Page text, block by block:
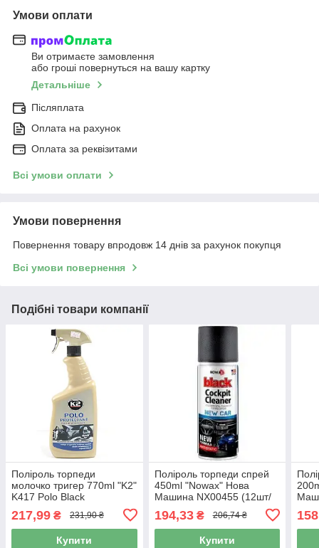
Умови оплати
Ви отримаєте замовлення
або гроші повернуться на вашу картку
Детальніше
Післяплата
Оплата на рахунок
Оплата за реквізитами
Всі умови оплати
Умови повернення
Повернення товару впродовж 14 днів за рахунок покупця
Всі умови повернення
Подібні товари компанії
Поліроль торпеди
молочко тригер 770ml "K2"
K417 Polo Black
217,99 ₴ 231,90 ₴
Купити
Поліроль торпеди спрей
450ml "Nowax" Нова
Машина NX00455 (12шт/
194,33₴ 206,74 ₴
Купити